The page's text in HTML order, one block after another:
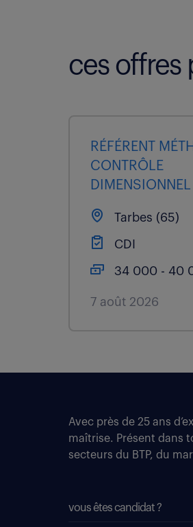
ces offres
RÉFÉRENT
CONTRÔLE
Tarbes (65)
CDI
34 000 - 40
7 août 2026
Avec près de 25 ans
maîtrise. Présent dans
secteurs du BTP, du
vous êtes candidat ?